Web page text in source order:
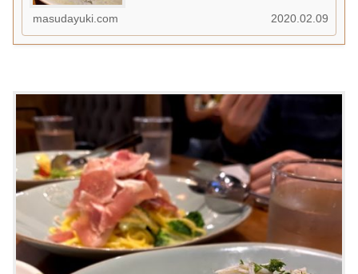
masudayuki.com 2020.02.09